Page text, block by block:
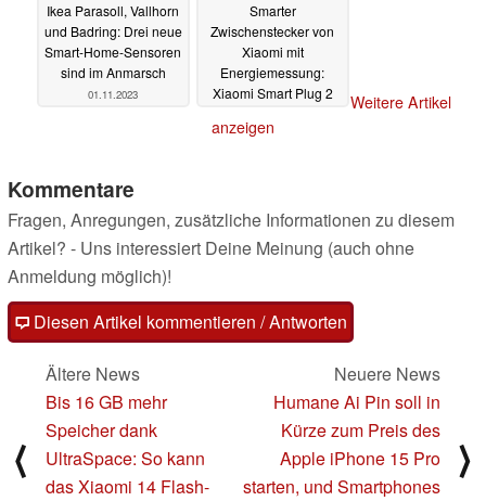
Ikea Parasoll, Vallhorn
und Badring: Drei neue
Smart-Home-Sensoren
sind im Anmarsch
01.11.2023
Smarter
Zwischenstecker von
Xiaomi mit
Energiemessung:
Xiaomi Smart Plug 2
für unter 10 Euro
Weitere Artikel
anzeigen
Kommentare
Fragen, Anregungen, zusätzliche Informationen zu diesem
Artikel? - Uns interessiert Deine Meinung (auch ohne
Anmeldung möglich)!
Diesen Artikel kommentieren / Antworten
⟨
Ältere News
Bis 16 GB mehr
Speicher dank
UltraSpace: So kann
das Xiaomi 14 Flash-
Neuere News
Humane Ai Pin soll in
Kürze zum Preis des
Apple iPhone 15 Pro
starten, und Smartphones
⟩